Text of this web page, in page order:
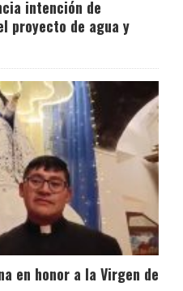
intención de
proyecto de agua y
en honor a la Virgen de